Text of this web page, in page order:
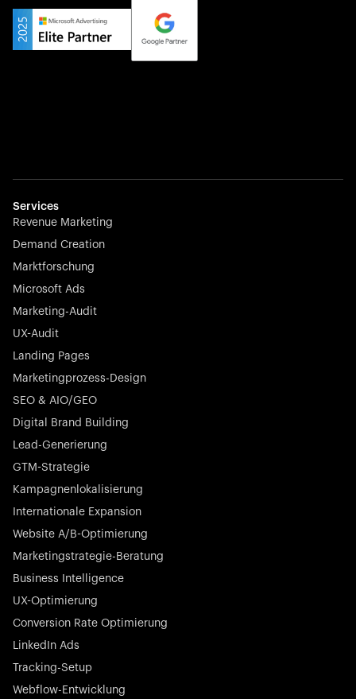
Services
Revenue Marketing
Demand Creation
Marktforschung
Microsoft Ads
Marketing-Audit
UX-Audit
Landing Pages
Marketingprozess-Design
SEO & AIO/GEO
Digital Brand Building
Lead-Generierung
GTM-Strategie
Kampagnenlokalisierung
Internationale Expansion
Website A/B-Optimierung
Marketingstrategie-Beratung
Business Intelligence
UX-Optimierung
Conversion Rate Optimierung
LinkedIn Ads
Tracking-Setup
Webflow-Entwicklung